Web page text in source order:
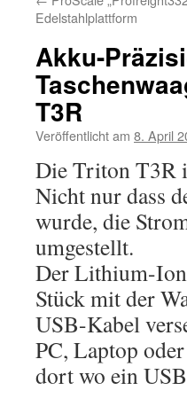
Edelstahlplattform
Akku-
T3R
Veröffentlicht am 8. April
Die Triton T3R
Nicht nur dass
wurde, die
umgestellt.
Der Lithium-
Stück mit der
USB-Kabel
PC, Laptop
dort wo ein